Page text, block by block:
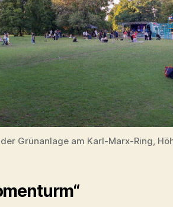
Grünanlage am Karl-Marx-Ring,